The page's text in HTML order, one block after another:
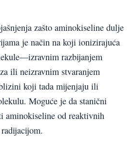
zašto aminokiseline dulje
je način na koji ionizirajuća
razbijanjem
ili neizravnim stvaranjem
koji tada mijenjaju ili
Moguće je da stanični
aminokiseline od reaktivnih